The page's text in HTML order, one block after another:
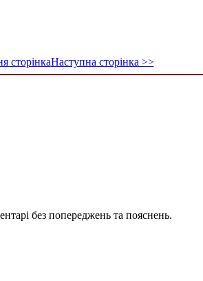
сторінкаНаступна сторінка >>
без попереджень та пояснень.